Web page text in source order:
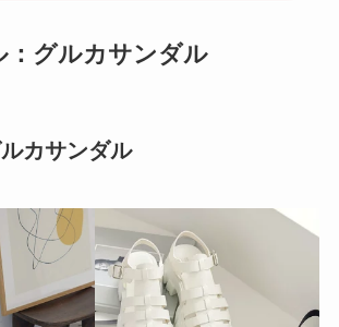
：グルカサンダル
カサンダル